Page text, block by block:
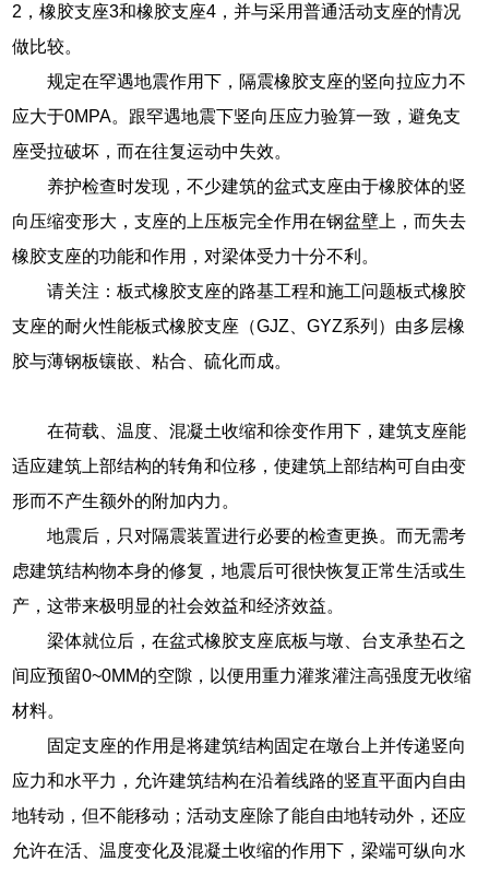
2，橡胶支座3和橡胶支座4，并与采用普通活动支座的情况
做比较。
规定在罕遇地震作用下，隔震橡胶支座的竖向拉应力不
应大于0MPA。跟罕遇地震下竖向压应力验算一致，避免支
座受拉破坏，而在往复运动中失效。
养护检查时发现，不少建筑的盆式支座由于橡胶体的竖
向压缩变形大，支座的上压板完全作用在钢盆壁上，而失去
橡胶支座的功能和作用，对梁体受力十分不利。
请关注：板式橡胶支座的路基工程和施工问题板式橡胶
支座的耐火性能板式橡胶支座（GJZ、GYZ系列）由多层橡
胶与薄钢板镶嵌、粘合、硫化而成。
在荷载、温度、混凝土收缩和徐变作用下，建筑支座能
适应建筑上部结构的转角和位移，使建筑上部结构可自由变
形而不产生额外的附加内力。
地震后，只对隔震装置进行必要的检查更换。而无需考
虑建筑结构物本身的修复，地震后可很快恢复正常生活或生
产，这带来极明显的社会效益和经济效益。
梁体就位后，在盆式橡胶支座底板与墩、台支承垫石之
间应预留0~0MM的空隙，以便用重力灌浆灌注高强度无收缩
材料。
固定支座的作用是将建筑结构固定在墩台上并传递竖向
应力和水平力，允许建筑结构在沿着线路的竖直平面内自由
地转动，但不能移动；活动支座除了能自由地转动外，还应
允许在活、温度变化及混凝土收缩的作用下，梁端可纵向水